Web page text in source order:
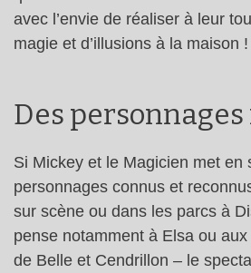
avec l’envie de réaliser à leur
magie et d’illusions à la maison !
Des personnages
Si Mickey et le Magicien met en
personnages connus et
sur scène ou dans les parcs à
pense notamment à Elsa ou
de Belle et Cendrillon – le